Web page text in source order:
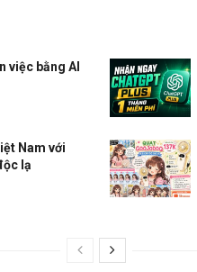
việc bằng AI
Nam với
lạ